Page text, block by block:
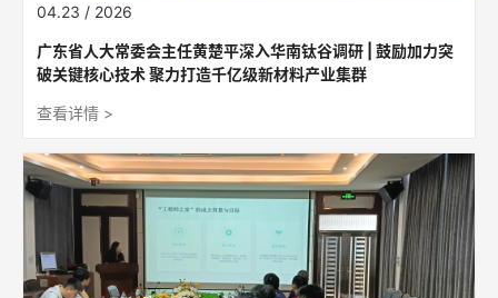
04.23 / 2026
广东省人大常委会主任黄楚平深入华南钛谷调研 | 鼓励加力突
破关键核心技术 聚力打造千亿级新材料产业集群
查看详情 >